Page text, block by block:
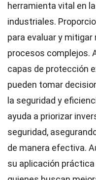
herramienta vital en
industriales.
para evaluar y
procesos complejos.
capas de protección
pueden tomar
la seguridad y
ayuda a priorizar
seguridad,
de manera efectiva.
su aplicación